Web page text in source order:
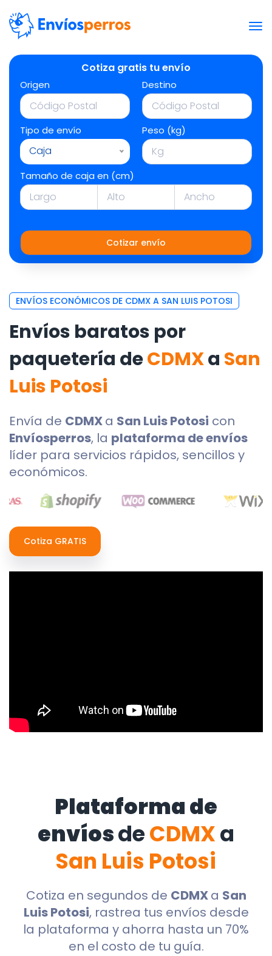
Cotiza gratis tu envío
Origen Destino
Tipo de envío
Caja
Peso (kg)
Tamaño de caja en (cm)
Cotizar envío
ENVÍOS ECONÓMICOS DE CDMX A SAN LUIS POTOSI
Envíos baratos por
paquetería deCDMXa San
Luis Potosi
Envía de CDMXa San Luis Potosi con
Envíosperros, la plataforma de envíos
líder para servicios rápidos, sencillos y
económicos.
Cotiza GRATIS
Plataforma de
envíosdeCDMXa
San Luis Potosi
Cotiza en segundos de CDMXa San
Luis Potosi, rastrea tus envíos desde
la plataforma y ahorra hasta un 70%
en el costo de tu guía.